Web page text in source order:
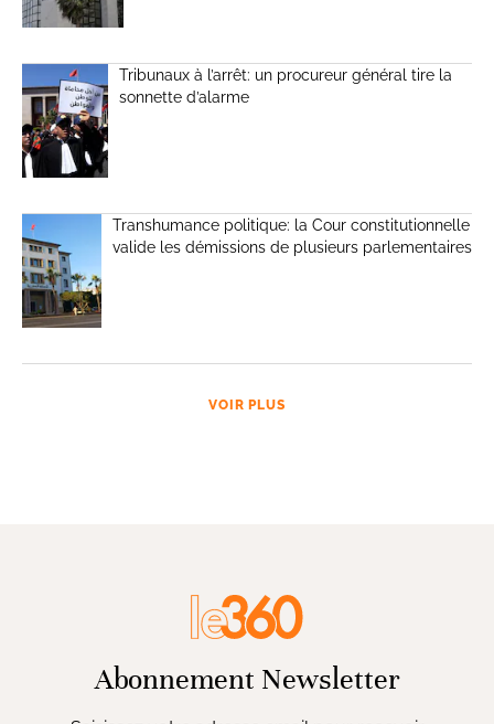
Tribunaux à l’arrêt: un procureur général tire la
sonnette d’alarme
Transhumance politique: la Cour constitutionnelle
valide les démissions de plusieurs parlementaires
VOIR PLUS
Abonnement Newsletter